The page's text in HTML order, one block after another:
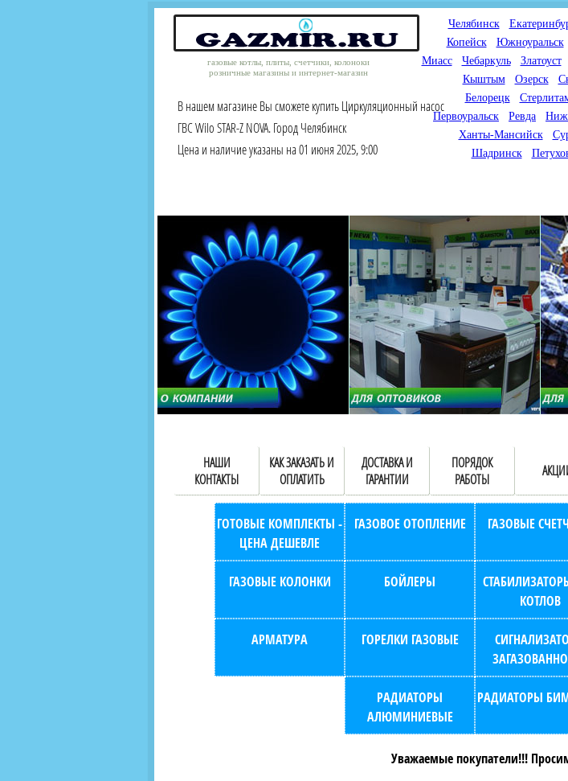
газовые котлы, плиты, счетчики, колоноки
розничные магазины и интернет-магазин
Челябинск
Копейск
Южноуральск
Миасс
Чебаркуль Златоуст
Кыштым
Озерск
Белорецк
Первоуральск
Ревда
Ханты-Мансийск
Шадринск
В нашем магазине Вы сможете купить Циркуляционный насос
ГВС Wilo STAR-Z NOVA. Город Челябинск
Цена и наличие указаны на 01 июня 2025, 9:00
Мы продаем газовые котлы
для отопления,
водонагреватели, счетчики
газа с доставкой по городам
России и Казахстана
Мы
НАШИ
КОНТАКТЫ
КАК ЗАКАЗАТЬ И
ОПЛАТИТЬ
ДОСТАВКА И
ГАРАНТИИ
ПОРЯДОК
РАБОТЫ
ГОТОВЫЕ КОМПЛЕКТЫ -
ЦЕНА ДЕШЕВЛЕ
ГАЗОВОЕ ОТОПЛЕНИЕ ГАЗОВЫЕ
ГАЗОВЫЕ КОЛОНКИ БОЙЛЕРЫ
КОТЛОВ
АРМАТУРА ГОРЕЛКИ ГАЗОВЫЕ
РАДИАТОРЫ
АЛЮМИНИЕВЫЕ
РАДИАТОРЫ
Уважаемые покупатели!!!